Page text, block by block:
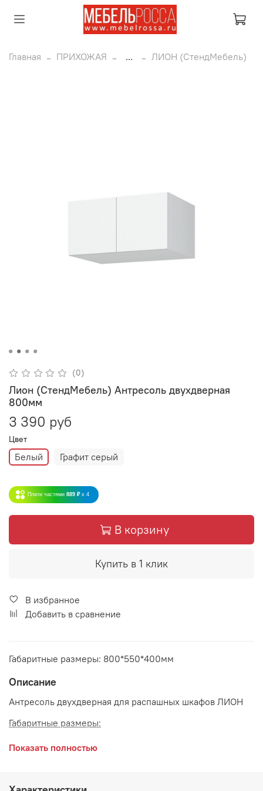
Главная ПРИХОЖАЯ ... ЛИОН (СтендМебель)
(0)
Лион (СтендМебель) Антресоль двухдверная
800мм
3 390 руб
Цвет
Белый Графит серый
Плати частями 889 ₽ x 4
В корзину
Купить в 1 клик
В избранное
Добавить в сравнение
Габаритные размеры: 800*550*400мм
Описание
Антресоль двухдверная для распашных шкафов ЛИОН
Габаритные размеры:
длина 800 мм
высота 400 мм
Показать полностью